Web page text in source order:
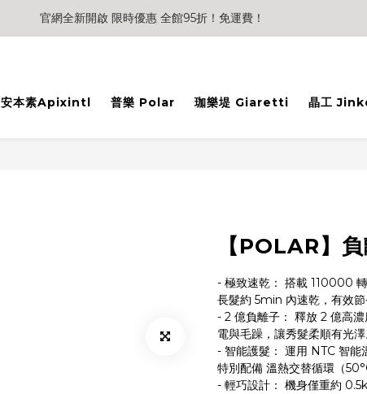
官網全新開啟 限時優惠 全館95折！免運費！
安本素Apixintl 普樂 Polar 珈樂堤 Giaretti 晶工
【POLAR】
- 極致速乾： 搭載 110000
長髮約 5min 內速乾，有效節
- 2 億負離子： 釋放 2 億高
電與毛躁，讓秀髮柔順有光澤
- 智能護髮： 運用 NTC 智能
特別配備 溫熱交替循環（
- 輕巧設計： 機身僅重約